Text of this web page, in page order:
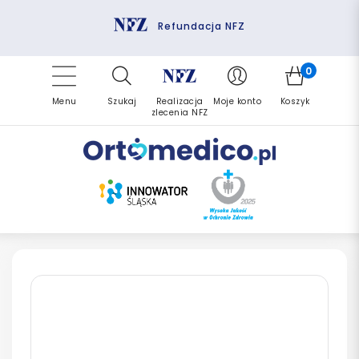
Darmowa dostawa
Pomoc fizjoterapeuty
Finansowanie PFRON
Refundacja NFZ
Zrealizuj zlecenie ponownie
Menu Szukaj
Realizacja
zlecenia NFZ
Moje konto
0
Koszyk